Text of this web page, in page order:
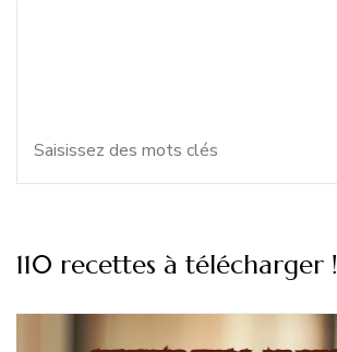
110 recettes à télécharger !